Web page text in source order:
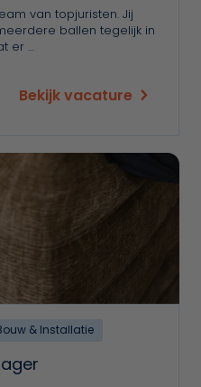
van topjuristen. Jij
ballen tegelijk in
er …
Bekijk vacature
& Installatie